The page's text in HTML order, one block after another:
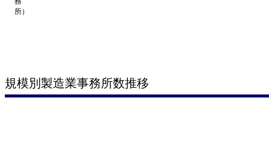
所）
規模別製造業事務所数推移